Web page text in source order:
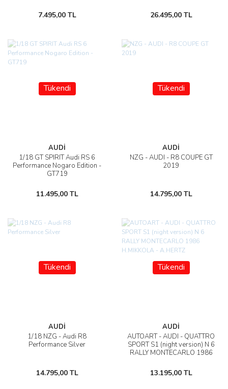
7.495,00 TL 26.495,00 TL
Tükendi
AUDİ
1/18 GT SPIRIT Audi RS 6
Performance Nogaro Edition -
GT719
11.495,00 TL
Tükendi
AUDİ
NZG - AUDI - R8 COUPE GT
2019
14.795,00 TL
Tükendi
AUDİ
1/18 NZG - Audi R8
Performance Silver
14.795,00 TL
Tükendi
AUDİ
AUTOART - AUDI - QUATTRO
SPORT S1 (night version) N 6
RALLY MONTECARLO 1986
13.195,00 TL